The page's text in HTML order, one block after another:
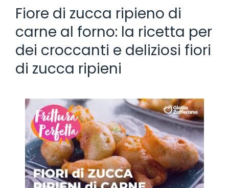
Fiore di zucca ripieno di
carne al forno: la ricetta per
dei croccanti e deliziosi fiori
di zucca ripieni